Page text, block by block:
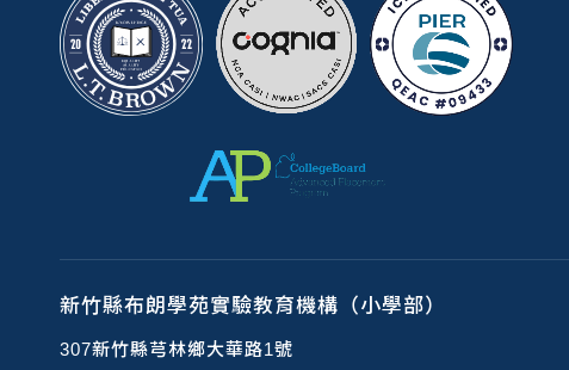
新竹縣布朗學苑實驗教育機構（小學部）
307新竹縣芎林鄉大華路1號